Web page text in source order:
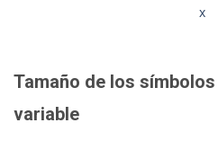
x
Tamaño de los símbolos
variable